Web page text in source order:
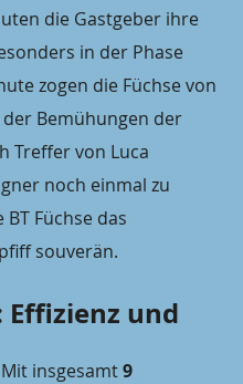
die Gastgeber ihre
in der Phase
zogen die Füchse von
der Bemühungen der
Treffer von Luca
noch einmal zu
Füchse das
souverän.
und
Mit insgesamt 9